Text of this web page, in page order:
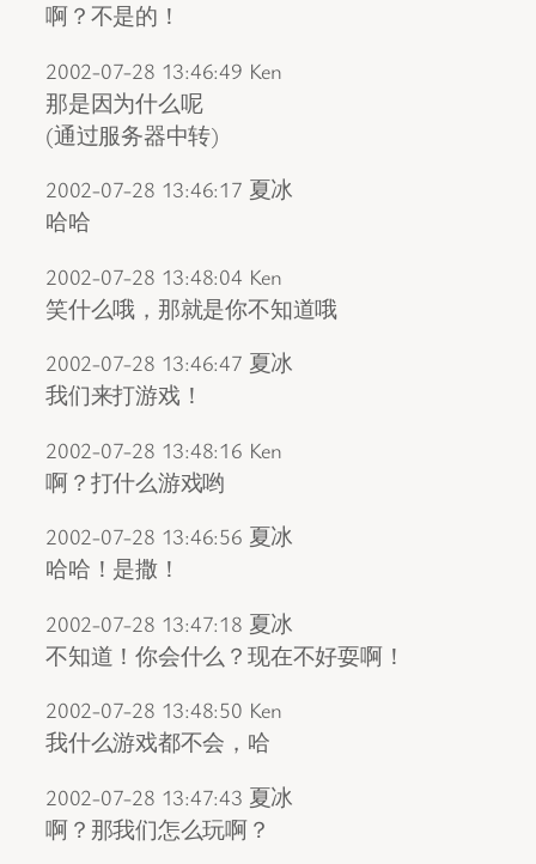
啊？不是的！
2002-07-28 13:46:49 Ken
那是因为什么呢
(通过服务器中转)
2002-07-28 13:46:17 夏冰
哈哈
2002-07-28 13:48:04 Ken
笑什么哦，那就是你不知道哦
2002-07-28 13:46:47 夏冰
我们来打游戏！
2002-07-28 13:48:16 Ken
啊？打什么游戏哟
2002-07-28 13:46:56 夏冰
哈哈！是撒！
2002-07-28 13:47:18 夏冰
不知道！你会什么？现在不好耍啊！
2002-07-28 13:48:50 Ken
我什么游戏都不会，哈
2002-07-28 13:47:43 夏冰
啊？那我们怎么玩啊？